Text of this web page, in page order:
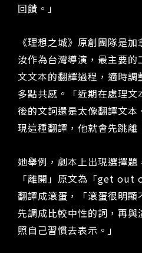
回饋。」
《理想之城》原創團隊是
汝作為台灣導演，最主要
文文本的翻譯過程，適時
多點共感。「近期在處理
後的文詞還是太像翻譯文本
現這種翻譯，他就會先跳離
她舉例，劇本上出現選擇
「離開」原文為「get out
翻譯成滾蛋，「滾蛋很明
先調成比較中性的詞，再
照自己習慣去表示。」